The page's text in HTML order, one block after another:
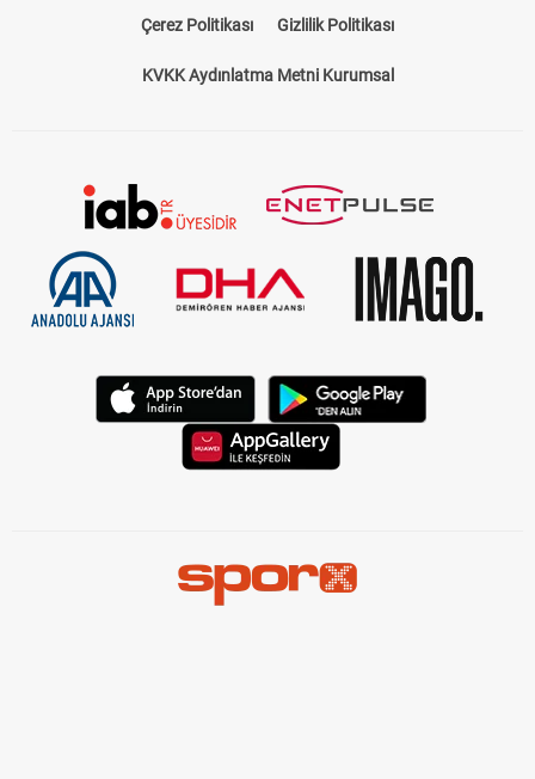
Çerez Politikası Gizlilik Politikası
KVKK Aydınlatma Metni Kurumsal